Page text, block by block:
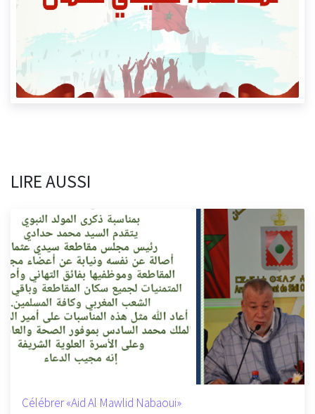
LIRE AUSSI